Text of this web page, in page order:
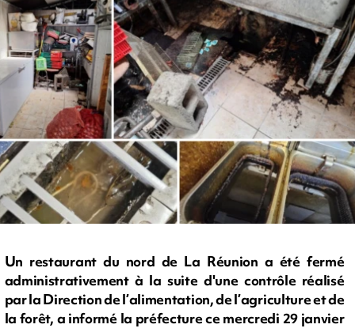
Un restaurant du nord de La Réunion a été fermé
administrativement à la suite d'une contrôle réalisé
par la Direction de l’alimentation, de l’agriculture et de
la forêt, a informé la préfecture ce mercredi 29 janvier